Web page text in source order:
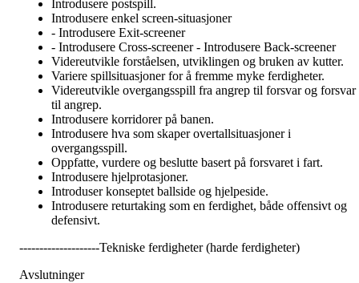
Introdusere postspill.
Introdusere enkel screen-situasjoner
- Introdusere Exit-screener
- Introdusere Cross-screener - Introdusere Back-screener
Videreutvikle forståelsen, utviklingen og bruken av kutter.
Variere spillsituasjoner for å fremme myke ferdigheter.
Videreutvikle overgangsspill fra angrep til forsvar og forsvar
til angrep.
Introdusere korridorer på banen.
Introdusere hva som skaper overtallsituasjoner i
overgangsspill.
Oppfatte, vurdere og beslutte basert på forsvaret i fart.
Introdusere hjelprotasjoner.
Introduser konseptet ballside og hjelpeside.
Introdusere returtaking som en ferdighet, både offensivt og
defensivt.
--------------------Tekniske ferdigheter (harde ferdigheter)
Avslutninger